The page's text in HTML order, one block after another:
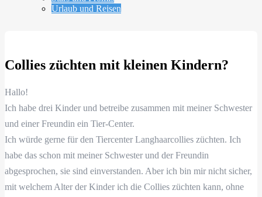
Urlaub und Reisen
Collies züchten mit kleinen Kindern?
Hallo!
Ich habe drei Kinder und betreibe zusammen mit meiner Schwester
und einer Freundin ein Tier-Center.
Ich würde gerne für den Tiercenter Langhaarcollies züchten. Ich
habe das schon mit meiner Schwester und der Freundin
abgesprochen, sie sind einverstanden. Aber ich bin mir nicht sicher,
mit welchem Alter der Kinder ich die Collies züchten kann, ohne